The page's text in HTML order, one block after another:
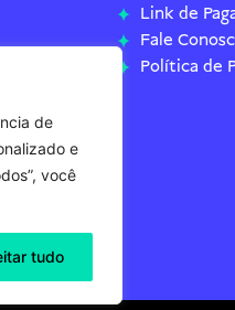
de
e
você
tudo
Link de
Fale
Política de